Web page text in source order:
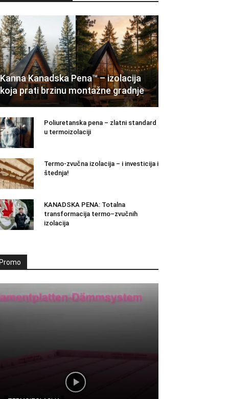
Kanna Kanadska Pena™ – izolacija
koja prati brzinu montažne gradnje
Poliuretanska pena – zlatni standard
u termoizolaciji
Termo-zvučna izolacija – i investicija i
štednja!
KANADSKA PENA: Totalna
transformacija termo–zvučnih
izolacija
Promo